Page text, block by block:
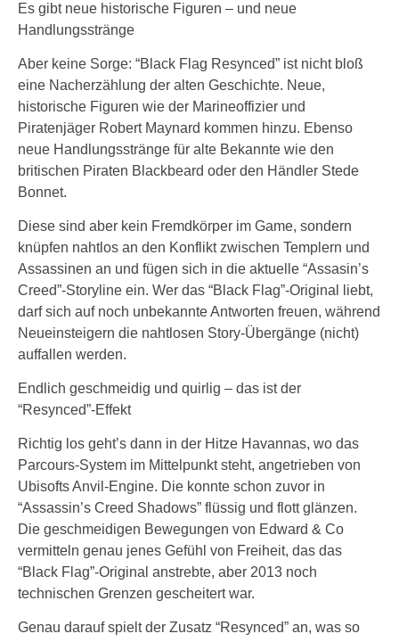
Es gibt neue historische Figuren – und neue
Handlungsstränge
Aber keine Sorge: “Black Flag Resynced” ist nicht bloß
eine Nacherzählung der alten Geschichte. Neue,
historische Figuren wie der Marineoffizier und
Piratenjäger Robert Maynard kommen hinzu. Ebenso
neue Handlungsstränge für alte Bekannte wie den
britischen Piraten Blackbeard oder den Händler Stede
Bonnet.
Diese sind aber kein Fremdkörper im Game, sondern
knüpfen nahtlos an den Konflikt zwischen Templern und
Assassinen an und fügen sich in die aktuelle “Assasin’s
Creed”-Storyline ein. Wer das “Black Flag”-Original liebt,
darf sich auf noch unbekannte Antworten freuen, während
Neueinsteigern die nahtlosen Story-Übergänge (nicht)
auffallen werden.
Endlich geschmeidig und quirlig – das ist der
“Resynced”-Effekt
Richtig los geht’s dann in der Hitze Havannas, wo das
Parcours-System im Mittelpunkt steht, angetrieben von
Ubisofts Anvil-Engine. Die konnte schon zuvor in
“Assassin’s Creed Shadows” flüssig und flott glänzen.
Die geschmeidigen Bewegungen von Edward & Co
vermitteln genau jenes Gefühl von Freiheit, das das
“Black Flag”-Original anstrebte, aber 2013 noch
technischen Grenzen gescheitert war.
Genau darauf spielt der Zusatz “Resynced” an, was so